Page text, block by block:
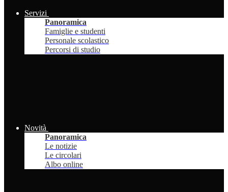
Servizi
Panoramica
Famiglie e studenti
Personale scolastico
Percorsi di studio
Novità
Panoramica
Le notizie
Le circolari
Albo online